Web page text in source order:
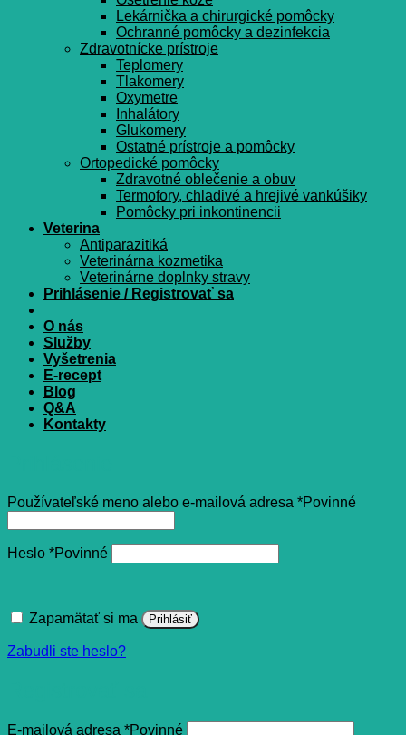
Lekárnička a chirurgické pomôcky
Ochranné pomôcky a dezinfekcia
Zdravotnícke prístroje
Teplomery
Tlakomery
Oxymetre
Inhalátory
Glukomery
Ostatné prístroje a pomôcky
Ortopedické pomôcky
Zdravotné oblečenie a obuv
Termofory, chladivé a hrejivé vankúšiky
Pomôcky pri inkontinencii
Veterina
Antiparazitiká
Veterinárna kozmetika
Veterinárne doplnky stravy
Prihlásenie / Registrovať sa
O nás
Služby
Vyšetrenia
E-recept
Blog
Q&A
Kontakty
Používateľské meno alebo e-mailová adresa *Povinné
Heslo *Povinné
Zapamätať si ma Prihlásiť
Zabudli ste heslo?
E-mailová adresa *Povinné